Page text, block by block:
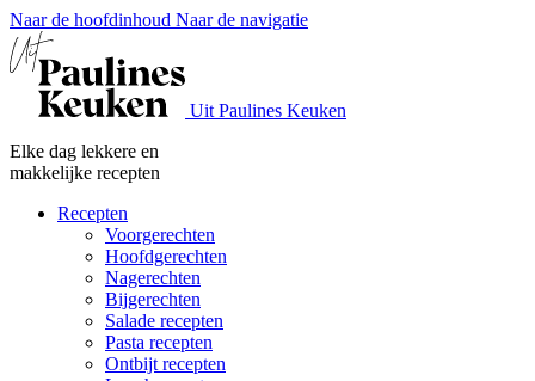
Naar de hoofdinhoud Naar de navigatie
Uit Paulines Keuken
Elke dag lekkere en
makkelijke recepten
Recepten
Voorgerechten
Hoofdgerechten
Nagerechten
Bijgerechten
Salade recepten
Pasta recepten
Ontbijt recepten